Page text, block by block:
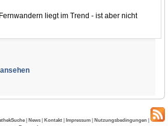
Fernwandern liegt im Trend - ist aber nicht
| News | Kontakt | Impressum | Nutzungsbedingungen |